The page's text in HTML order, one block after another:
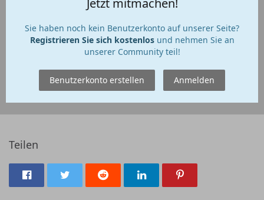
Sie haben noch kein Benutzerkonto auf unserer Seite?
Registrieren Sie sich kostenlosund nehmen Sie an
unserer Community teil!
Benutzerkonto erstellen Anmelden
Teilen